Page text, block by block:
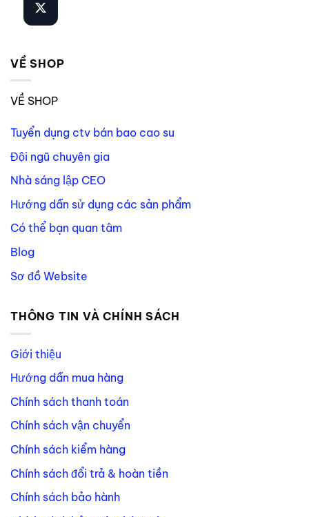
VỀ SHOP
VỀ SHOP
Tuyển dụng ctv bán bao cao su
Đội ngũ chuyên gia
Nhà sáng lập CEO
Hướng dẫn sử dụng các sản phẩm
Có thể bạn quan tâm
Blog
Sơ đồ Website
THÔNG TIN VÀ CHÍNH SÁCH
Giới thiệu
Hướng dẫn mua hàng
Chính sách thanh toán
Chính sách vận chuyển
Chính sách kiểm hàng
Chính sách đổi trả & hoàn tiền
Chính sách bảo hành